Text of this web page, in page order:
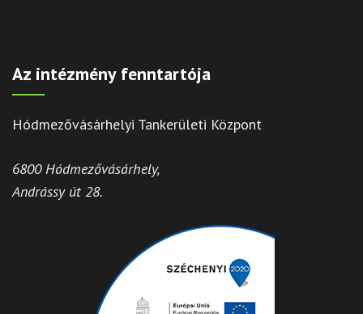
Az intézmény fenntartója
Hódmezővásárhelyi Tankerületi Központ
6800 Hódmezővásárhely,
Andrássy út 28.